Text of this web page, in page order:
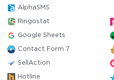
AlphaSMS
Ringostat
Google Sheets
Contact Form 7
SellAction
Hotline